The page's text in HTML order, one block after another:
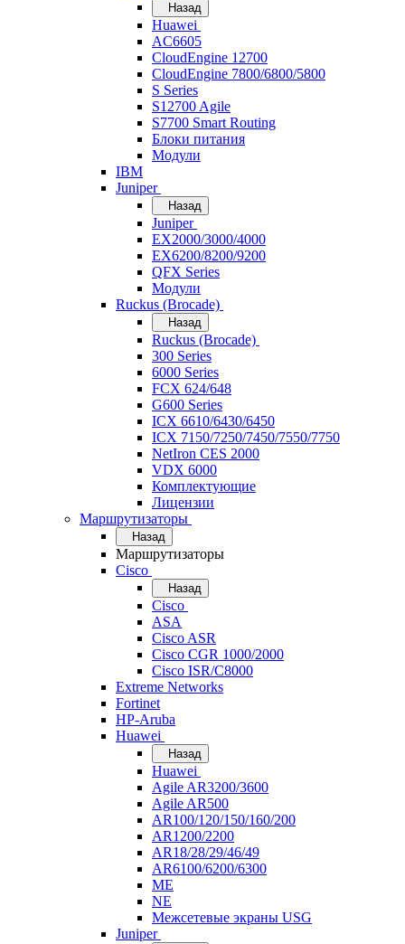
Назад
Huawei
AC6605
CloudEngine 12700
CloudEngine 7800/6800/5800
S Series
S12700 Agile
S7700 Smart Routing
Блоки питания
Модули
IBM
Juniper
Назад
Juniper
EX2000/3000/4000
EX6200/8200/9200
QFX Series
Модули
Ruckus (Brocade)
Назад
Ruckus (Brocade)
300 Series
6000 Series
FCX 624/648
G600 Series
ICX 6610/6430/6450
ICX 7150/7250/7450/7550/7750
NetIron CES 2000
VDX 6000
Комплектующие
Лицензии
Маршрутизаторы
Назад
Маршрутизаторы
Cisco
Назад
Cisco
ASA
Cisco ASR
Cisco CGR 1000/2000
Cisco ISR/С8000
Extreme Networks
Fortinet
HP-Aruba
Huawei
Назад
Huawei
Agile AR3200/3600
Agile AR500
AR100/120/150/160/200
AR1200/2200
AR18/28/29/46/49
AR6100/6200/6300
ME
NE
Межсетевые экраны USG
Juniper